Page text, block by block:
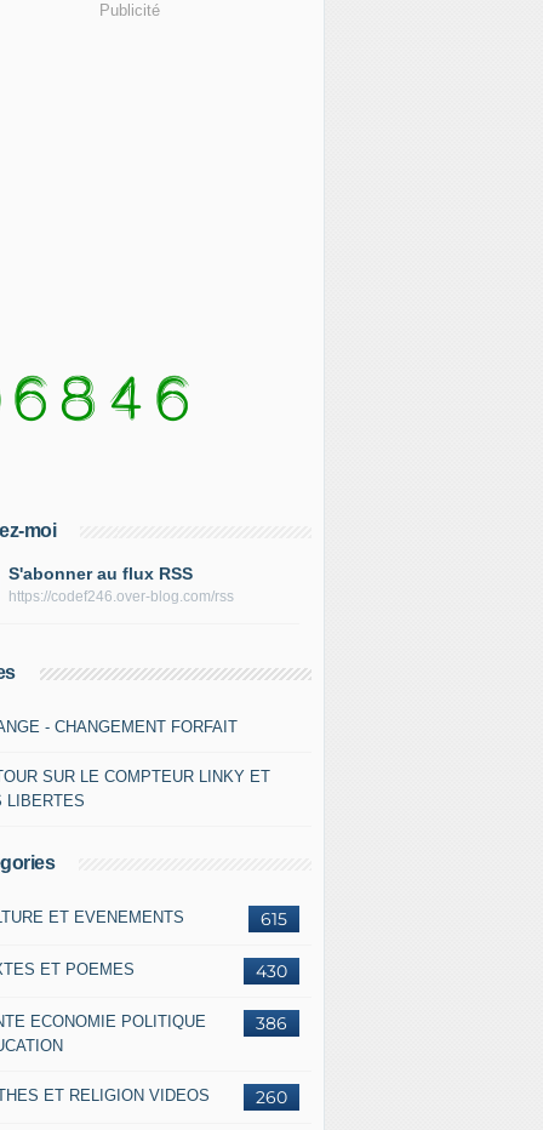
Publicité
moi
S'abonner au flux RSS
https://codef246.over-blog.com/rss
- CHANGEMENT FORFAIT
SUR LE COMPTEUR LINKY ET
LIBERTES
615
ET EVENEMENTS
430
ET POEMES
386
ECONOMIE POLITIQUE
260
ET RELIGION VIDEOS